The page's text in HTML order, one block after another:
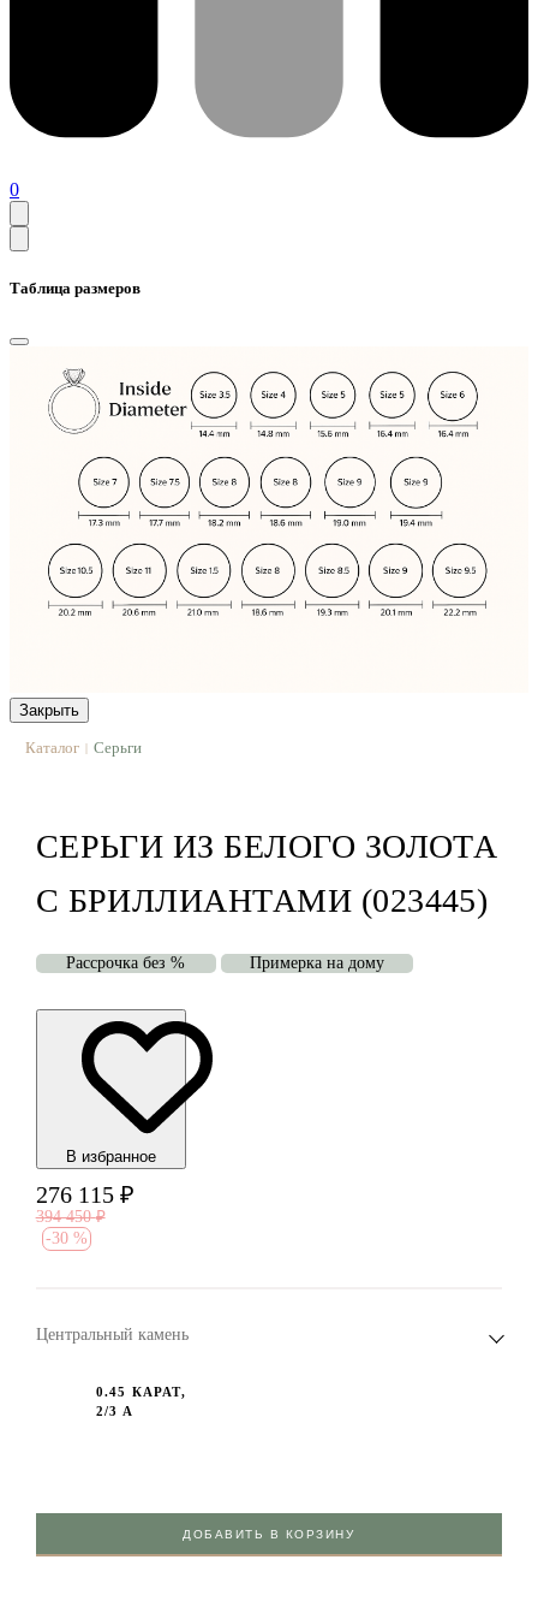
0
Таблица размеров
Закрыть
Каталог | Серьги
СЕРЬГИ ИЗ БЕЛОГО ЗОЛОТА
С БРИЛЛИАНТАМИ (023445)
Рассрочка без % Примерка на дому
В избранноe
276 115 ₽
394 450 ₽
-30 %
Центральный камень
0.45 КАРАТ,
2/3 А
ДОБАВИТЬ В КОРЗИНУ